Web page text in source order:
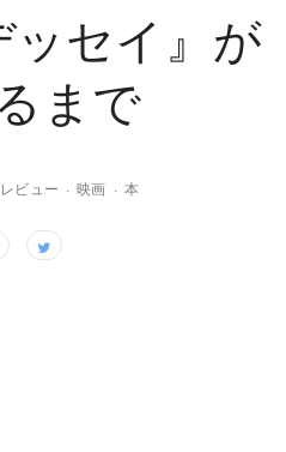
ッセイ』が
まで
レビュー 映画 本